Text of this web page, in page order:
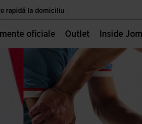
rapidă la domiciliu
JOMA, deținută de Joma Sport S.A
rapidă la domiciliu
JOMA, deținută de Joma Sport S.A
rapidă la domiciliu
oficiale Outlet Inside